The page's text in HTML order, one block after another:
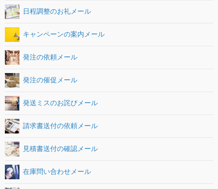
日程調整のお礼メール
キャンペーンの案内メール
発注の依頼メール
発注の催促メール
発送ミスのお詫びメール
請求書送付の依頼メール
見積書送付の確認メール
在庫問い合わせメール